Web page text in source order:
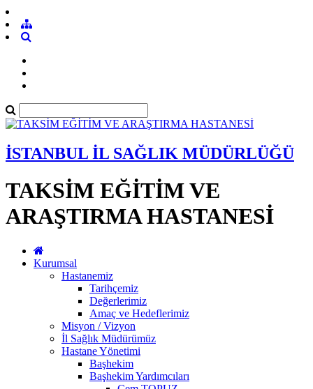
İSTANBUL İL SAĞLIK MÜDÜRLÜĞÜ
TAKSİM EĞİTİM VE
ARAŞTIRMA HASTANESİ
Kurumsal
Hastanemiz
Tarihçemiz
Değerlerimiz
Amaç ve Hedeflerimiz
Misyon / Vizyon
İl Sağlık Müdürümüz
Hastane Yönetimi
Başhekim
Başhekim Yardımcıları